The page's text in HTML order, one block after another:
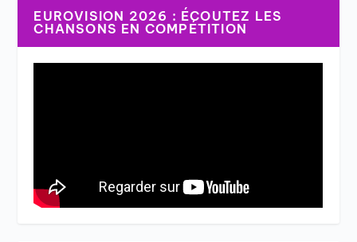
EUROVISION 2026 : ÉCOUTEZ LES
CHANSONS EN COMPÉTITION